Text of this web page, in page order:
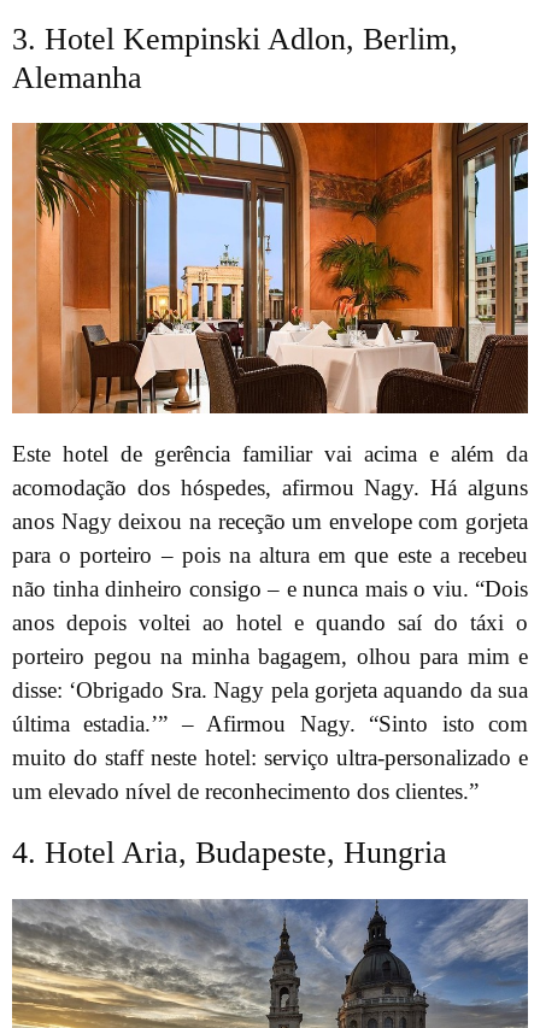
3. Hotel Kempinski Adlon, Berlim,
Alemanha
Este hotel de gerência familiar vai acima e além da
acomodação dos hóspedes, afirmou Nagy. Há alguns
anos Nagy deixou na receção um envelope com gorjeta
para o porteiro – pois na altura em que este a recebeu
não tinha dinheiro consigo – e nunca mais o viu. “Dois
anos depois voltei ao hotel e quando saí do táxi o
porteiro pegou na minha bagagem, olhou para mim e
disse: ‘Obrigado Sra. Nagy pela gorjeta aquando da sua
última estadia.’” – Afirmou Nagy. “Sinto isto com
muito do staff neste hotel: serviço ultra-personalizado e
um elevado nível de reconhecimento dos clientes.”
4. Hotel Aria, Budapeste, Hungria